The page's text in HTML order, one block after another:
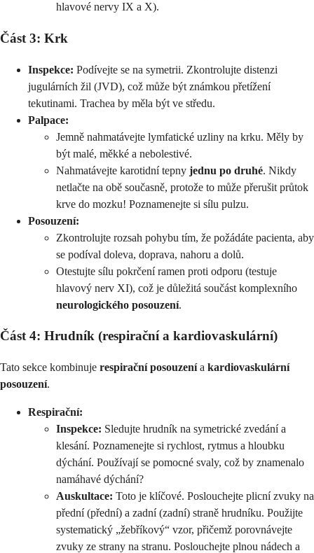
hlavové nervy IX a X).
Část 3: Krk
Inspekce: Podívejte se na symetrii. Zkontrolujte distenzi
jugulárních žil (JVD), což může být známkou přetížení
tekutinami. Trachea by měla být ve středu.
Palpace:
Jemně nahmatávejte lymfatické uzliny na krku. Měly by
být malé, měkké a nebolestivé.
Nahmatávejte karotidní tepny jednu po druhé. Nikdy
netlačte na obě současně, protože to může přerušit průtok
krve do mozku! Poznamenejte si sílu pulzu.
Posouzení:
Zkontrolujte rozsah pohybu tím, že požádáte pacienta, aby
se podíval doleva, doprava, nahoru a dolů.
Otestujte sílu pokrčení ramen proti odporu (testuje
hlavový nerv XI), což je důležitá součást komplexního
neurologického posouzení.
Část 4: Hrudník (respirační a kardiovaskulární)
Tato sekce kombinuje respirační posouzenía kardiovaskulární
posouzení.
Respirační:
Inspekce: Sledujte hrudník na symetrické zvedání a
klesání. Poznamenejte si rychlost, rytmus a hloubku
dýchání. Používají se pomocné svaly, což by znamenalo
namáhavé dýchání?
Auskultace: Toto je klíčové. Poslouchejte plicní zvuky na
přední (přední) a zadní (zadní) straně hrudníku. Použijte
systematický „žebříkový“ vzor, přičemž porovnávejte
zvuky ze strany na stranu. Poslouchejte plnou nádech a